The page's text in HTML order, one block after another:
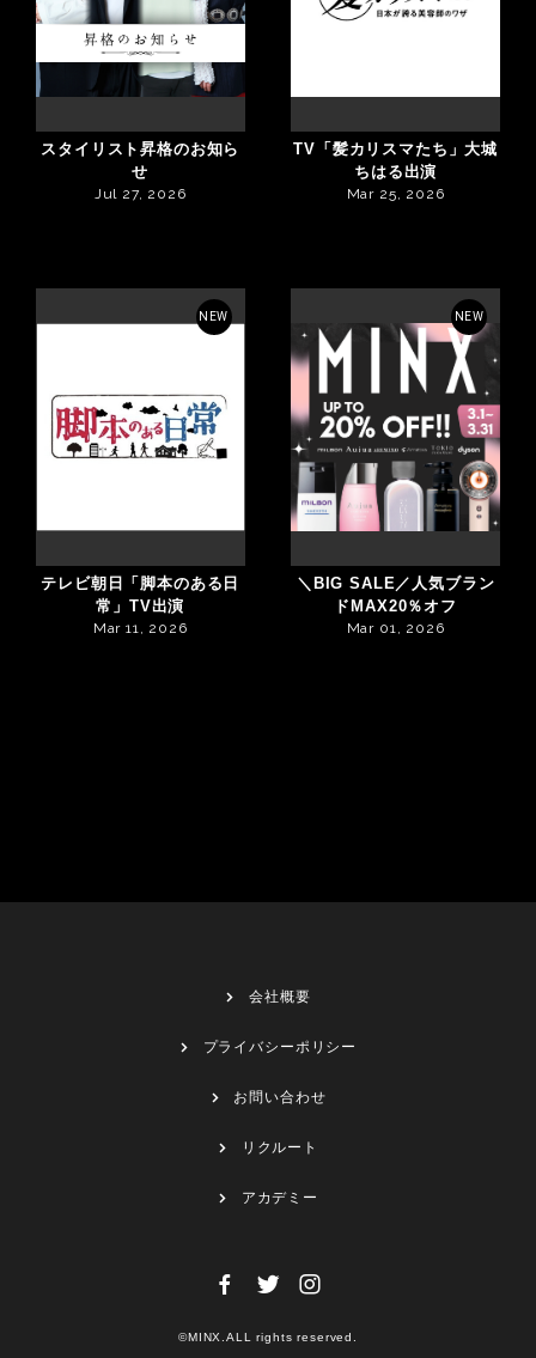
スタイリスト昇格のお知ら
せ
Jul 27, 2026
TV「髪カリスマたち」大城
ちはる出演
Mar 25, 2026
NEW
テレビ朝日「脚本のある日
常」TV出演
Mar 11, 2026
NEW
＼BIG SALE／人気ブラン
ドMAX20％オフ
Mar 01, 2026
会社概要
プライバシーポリシー
お問い合わせ
リクルート
アカデミー
©MINX.ALL rights reserved.